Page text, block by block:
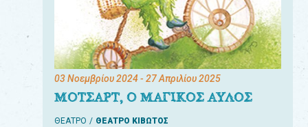
03 Νοεμβρίου 2024- 27 Απριλίου 2025
ΜΟΤΣΑΡΤ, Ο ΜΑΓΙΚΟΣ ΑΥΛΟΣ
ΘΕΑΤΡΟ ΘΕΑΤΡΟ ΚΙΒΩΤΟΣ